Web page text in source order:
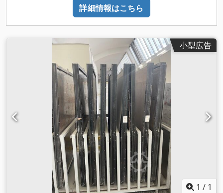
詳細情報はこちら
小型広告
1 / 1